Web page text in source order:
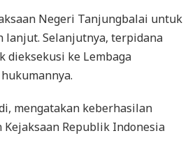
Negeri Tanjungbalai untuk
lanjut. Selanjutnya, terpidana
dieksekusi ke Lembaga
mengatakan keberhasilan
Republik Indonesia